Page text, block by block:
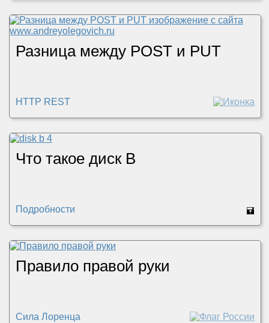
Разница между POST и PUT
HTTP REST
Что такое диск B
Подробности 🖬
Правило правой руки
Сила Лоренца